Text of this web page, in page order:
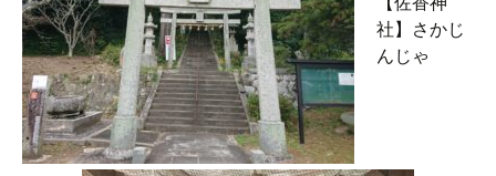
社】さかじ
んじゃ